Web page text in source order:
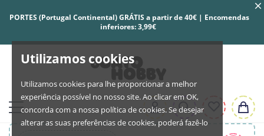
Utilizamos cookies
Utilizamos cookies para lhe proporcionar a melhor
experiência possível no nosso site. Ao clicar em OK,
concorda com a nossa política de cookies. Se desejar
alterar as suas preferências de cookies, poderá fazê-lo
PORTES (Portugal Continental) GRÁTIS a partir de 40€ | Encomendas
inferiores: 3,99€